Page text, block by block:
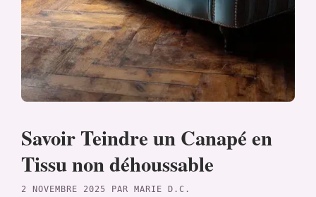
Savoir Teindre un Canapé en
Tissu non déhoussable
2 NOVEMBRE 2025 PAR MARIE D.C.